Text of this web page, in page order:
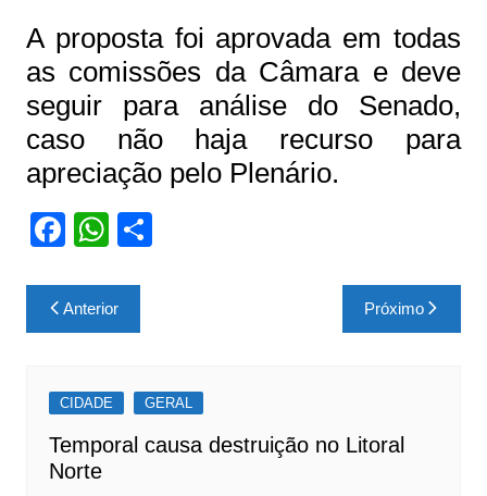
A proposta foi aprovada em todas
as comissões da Câmara e deve
seguir para análise do Senado,
caso não haja recurso para
apreciação pelo Plenário.
F
c
e
o
o
k
W
at
s
p
p
S
Navegação
de
Anterior Próximo
CIDADE GERAL
Temporal causa destruição no Litoral
Norte